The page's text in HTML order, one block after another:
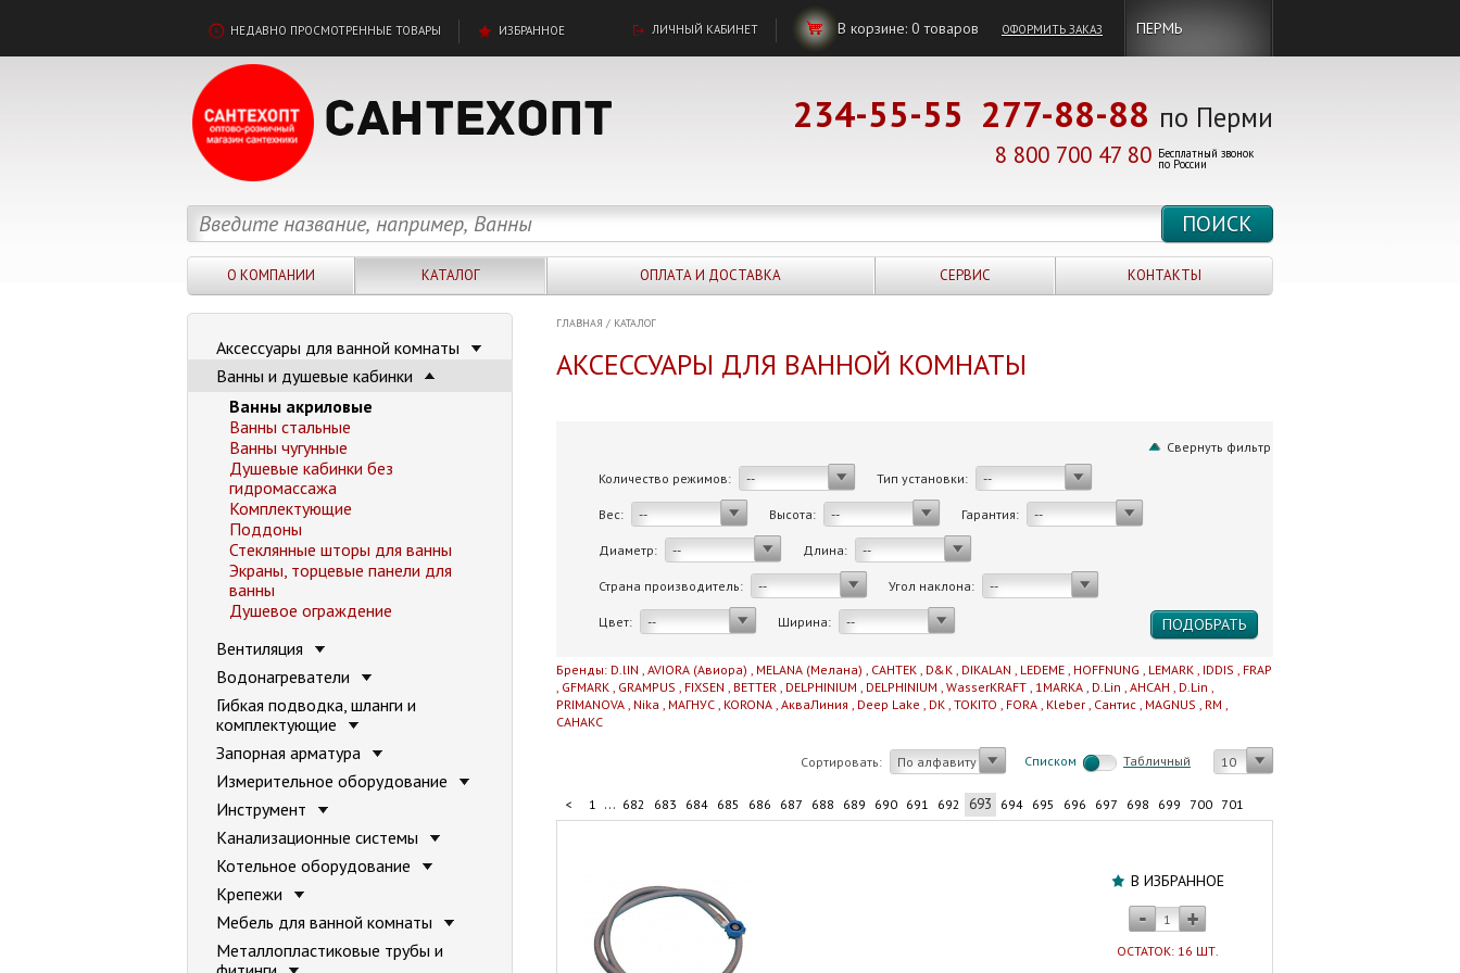
НЕДАВНО ПРОСМОТРЕННЫЕ ТОВАРЫ ИЗБРАННОЕ ЛИЧНЫЙ КАБИНЕТ В корзине: 0товаров ОФОРМИТЬ ЗАКАЗ ПЕРМЬ
234-55-55 277-88-88 по Перми
8 800 700 47 80 Бесплатный звонок
по России
О КОМПАНИИ КАТАЛОГ ОПЛАТА И ДОСТАВКА СЕРВИС КОНТАКТЫ
ГЛАВНАЯ / КАТАЛОГ
АКСЕССУАРЫ ДЛЯ ВАННОЙ КОМНАТЫ
Свернуть фильтр
Количество режимов:
-- Тип установки: --
Вес: -- Высота: -- Гарантия: --
Диаметр: -- Длина: --
Страна производитель: -- Угол наклона: --
Цвет: -- Ширина: --
Бренды: D.lIN , AVIORA (Авиора) , MELANA (Мелана) , САНТЕК , D&K , DIKALAN , LEDEME , HOFFNUNG , LEMARK , IDDIS , FRAP
, GFMARK , GRAMPUS , FIXSEN , BETTER , DELPHINIUM , DELPHINIUM , WasserKRAFT , 1MARKA , D.Lin , AHCAH , D.Lin ,
PRIMANOVA , Nika , МАГНУС , KORONA , АкваЛиния , Deep Lake , DK , TOKITO , FORA , Kleber , Сантис , MAGNUS , RM ,
САНАКС
Сортировать: По алфавиту Cписком Табличный 10
< 1 ... 682 683 684 685 686 687 688 689 690 691 692 693 694 695 696 697 698 699 700 701
В ИЗБРАННОЕ
ОСТАТОК: 16 ШТ.
Аксессуары для ванной комнаты
Ванны и душевые кабинки
Ванны акриловые
Ванны стальные
Ванны чугунные
Душевые кабинки без
гидромассажа
Комплектующие
Поддоны
Стеклянные шторы для ванны
Экраны, торцевые панели для
ванны
Душевое ограждение
Вентиляция
Водонагреватели
Гибкая подводка, шланги и
комплектующие
Запорная арматура
Измерительное оборудование
Инструмент
Канализационные системы
Котельное оборудование
Крепежи
Мебель для ванной комнаты
Металлопластиковые трубы и